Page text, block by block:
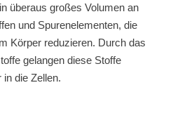
überaus großes Volumen an
und Spurenelementen, die
Körper reduzieren. Durch das
gelangen diese Stoffe
die Zellen.